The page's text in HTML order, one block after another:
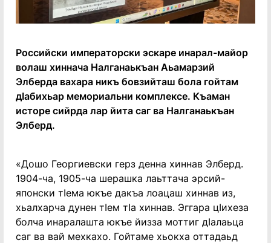
Российски императорски эскаре инарал-майор
волаш хиннача Налганаькъан Аьамарзий
Элберда вахара никъ бовзийташ бола гойтам
дӀабихьар мемориальни комплексе. Къаман
исторе сийрда лар йита саг ва Налганаькъан
Элберд.
«Дошо Георгиевски герз денна хиннав Элберд.
1904-ча, 1905-ча шерашка лаьттача эрсий-
японски тӀема юкъе дакъа лоацаш хиннав из,
хьалхарча дунен тӀем тӀа хиннав. Эггара цӀихеза
болча инаралашта юкъе йизза моттиг дӀалаьца
саг ва вай мехкахо. Гойтаме хьокха оттадаьд